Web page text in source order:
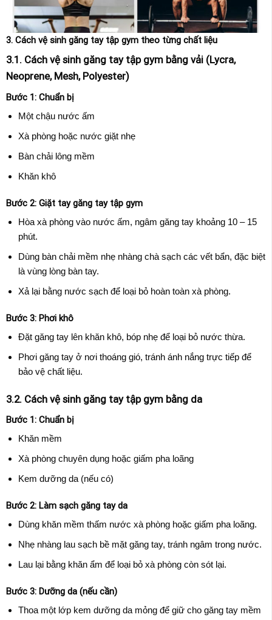
3. Cách vệ sinh găng tay tập gym theo từng chất liệu
3.1. Cách vệ sinh găng tay tập gym bằng vải (Lycra,
Neoprene, Mesh, Polyester)
Bước 1: Chuẩn bị
Một chậu nước ấm
Xà phòng hoặc nước giặt nhẹ
Bàn chải lông mềm
Khăn khô
Bước 2: Giặt tay găng tay tập gym
Hòa xà phòng vào nước ấm, ngâm găng tay khoảng 10 – 15
phút.
Dùng bàn chải mềm nhẹ nhàng chà sạch các vết bẩn, đặc biệt
là vùng lòng bàn tay.
Xả lại bằng nước sạch để loại bỏ hoàn toàn xà phòng.
Bước 3: Phơi khô
Đặt găng tay lên khăn khô, bóp nhẹ để loại bỏ nước thừa.
Phơi găng tay ở nơi thoáng gió, tránh ánh nắng trực tiếp để
bảo vệ chất liệu.
3.2. Cách vệ sinh găng tay tập gym bằng da
Bước 1: Chuẩn bị
Khăn mềm
Xà phòng chuyên dụng hoặc giấm pha loãng
Kem dưỡng da (nếu có)
Bước 2: Làm sạch găng tay da
Dùng khăn mềm thấm nước xà phòng hoặc giấm pha loãng.
Nhẹ nhàng lau sạch bề mặt găng tay, tránh ngâm trong nước.
Lau lại bằng khăn ẩm để loại bỏ xà phòng còn sót lại.
Bước 3: Dưỡng da (nếu cần)
Thoa một lớp kem dưỡng da mỏng để giữ cho găng tay mềm